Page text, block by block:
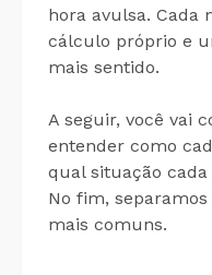
hora avulsa. Cada
cálculo próprio e
mais sentido.
A seguir, você vai
entender como
qual situação
No fim,
mais comuns.